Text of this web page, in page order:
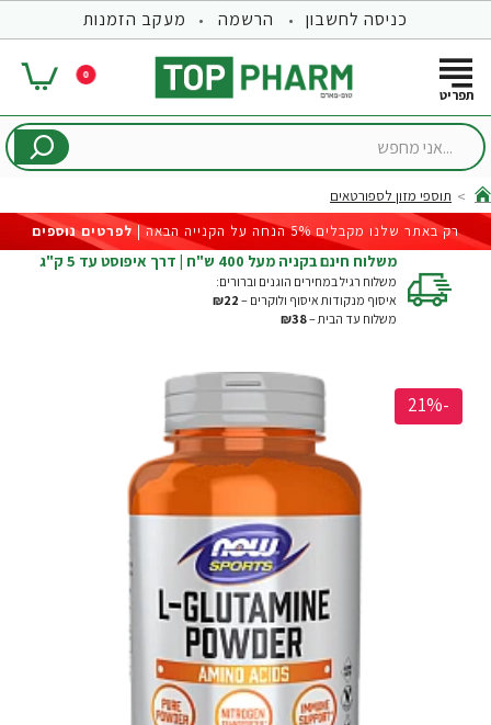
כניסה לחשבון הרשמה מעקב הזמנות
0
...אני
home
תוספי מזון לספורטאים
רק באתר שלנו מקבלים 5% הנחה על הקנייה הבאה |
לפרטים נוספים
משלוח חינם בקניה מעל 400 ש"ח | דרך איפוסט עד 5 ק"ג
משלוח רגיל במחירים הוגנים וברורים:
איסוף מנקודות איסוף ולוקרים – ₪22
משלוח עד הבית –₪38
-21%